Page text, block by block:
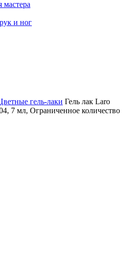
мастера
и ног
гель-лаки Гель лак Laro
7 мл, Ограниченное количество